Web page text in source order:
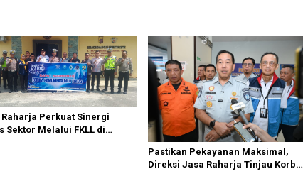
Perkuat Sinergi
Sektor Melalui FKLL di
Pastikan Pekayanan Maksimal,
Direksi Jasa Raharja Tinjau Korban